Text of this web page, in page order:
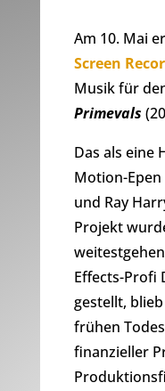
Am 10. Mai
Screen
Musik für
Primevals
Das als eine
Motion-Epen
und Ray
Projekt
Effects-Profi
gestellt,
frühen
finanzieller